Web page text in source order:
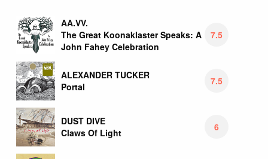
AA.VV.
The Great Koonaklaster Speaks: A
John Fahey Celebration
7.5
ALEXANDER TUCKER
Portal
7.5
DUST DIVE
Claws Of Light
6